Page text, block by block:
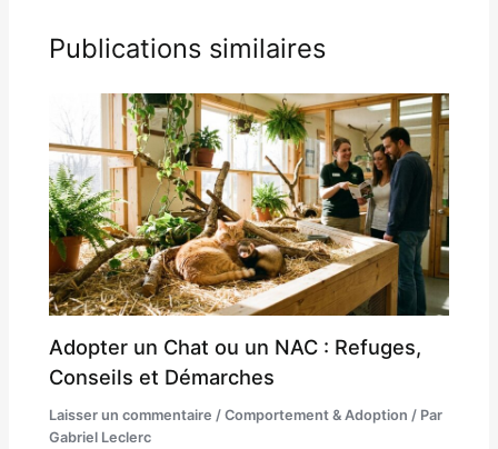
Publications similaires
Adopter un Chat ou un NAC : Refuges,
Conseils et Démarches
Laisser un commentaire /Comportement & Adoption / Par
Gabriel Leclerc